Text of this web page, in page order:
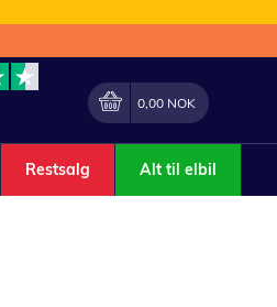
Min handlekurv
0,00 NOK
Restsalg Alt til elbil